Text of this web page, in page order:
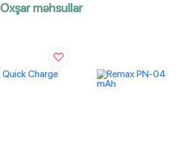
Oxşar məhsullar